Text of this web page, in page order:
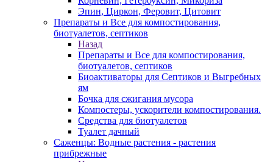
Эпин, Циркон, Феровит, Цитовит
Препараты и Все для компостирования,
биотуалетов, септиков
Назад
Препараты и Все для компостирования,
биотуалетов, септиков
Биоактиваторы для Септиков и Выгребных
ям
Бочка для сжигания мусора
Компостеры, ускорители компостирования.
Средства для биотуалетов
Туалет дачный
Саженцы: Водные растения - растения
прибрежные